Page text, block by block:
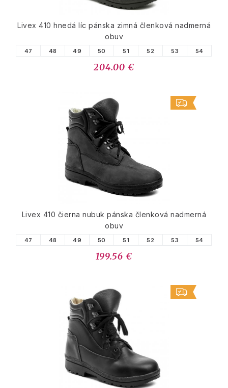
Livex 410 hnedá líc pánska zimná členková nadmerná
obuv
47 48 49 50 51 52 53 54
204.00 €
Livex 410 čierna nubuk pánska členková nadmerná
obuv
47 48 49 50 51 52 53 54
199.56 €